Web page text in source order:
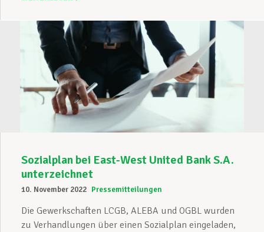
Sozialplan bei East-West United Bank S.A.
unterzeichnet
10. November 2022 Pressemitteilungen
Die Gewerkschaften LCGB, ALEBA und OGBL wurden
zu Verhandlungen über einen Sozialplan eingeladen,